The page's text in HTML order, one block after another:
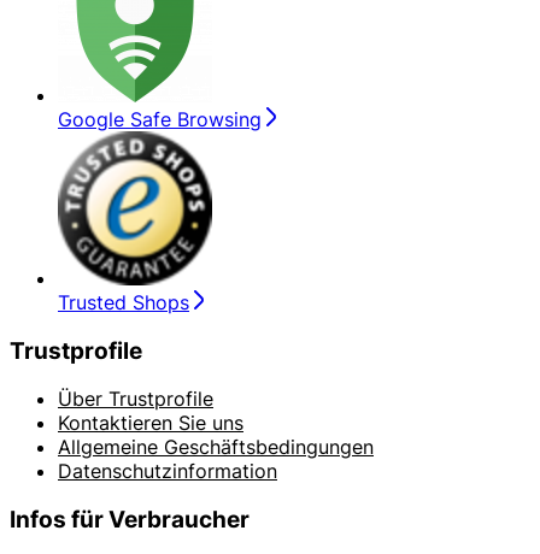
Google Safe Browsing
Trusted Shops
Trustprofile
Über Trustprofile
Kontaktieren Sie uns
Allgemeine Geschäftsbedingungen
Datenschutzinformation
Infos für Verbraucher